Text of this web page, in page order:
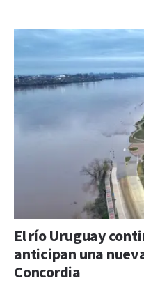
El río Uruguay
anticipan una
Concordia